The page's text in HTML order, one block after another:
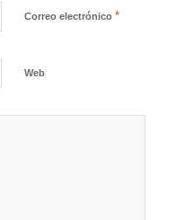
Correo electrónico *
Web